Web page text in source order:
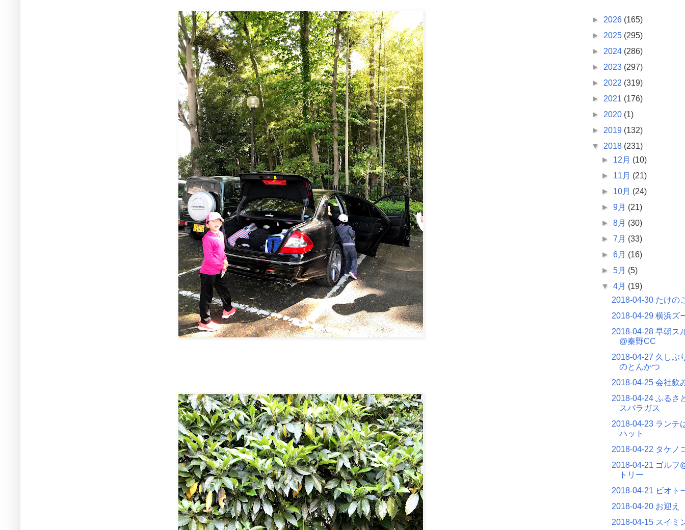
► 2026 (165)
► 2025 (295)
► 2024 (286)
► 2023 (297)
► 2022 (319)
► 2021 (176)
► 2020 (1)
► 2019 (132)
▼ 2018 (231)
► 12月 (10)
► 11月 (21)
► 10月 (24)
►9月 (21)
►8月 (30)
►7月 (33)
►6月 (16)
►5月 (5)
▼4月 (19)
2018-04-30 たけの
2018-04-29 横浜ズ
2018-04-28 早朝ス
@秦野CC
2018-04-27 久しぶ
のとんかつ
2018-04-25 会社飲
2018-04-24 ふるさ
スパラガス
2018-04-23 ランチ
ハット
2018-04-22 タケノ
2018-04-21 ゴルフ
トリー
2018-04-21 ビオト
2018-04-20 お迎え
2018-04-15 スイミ